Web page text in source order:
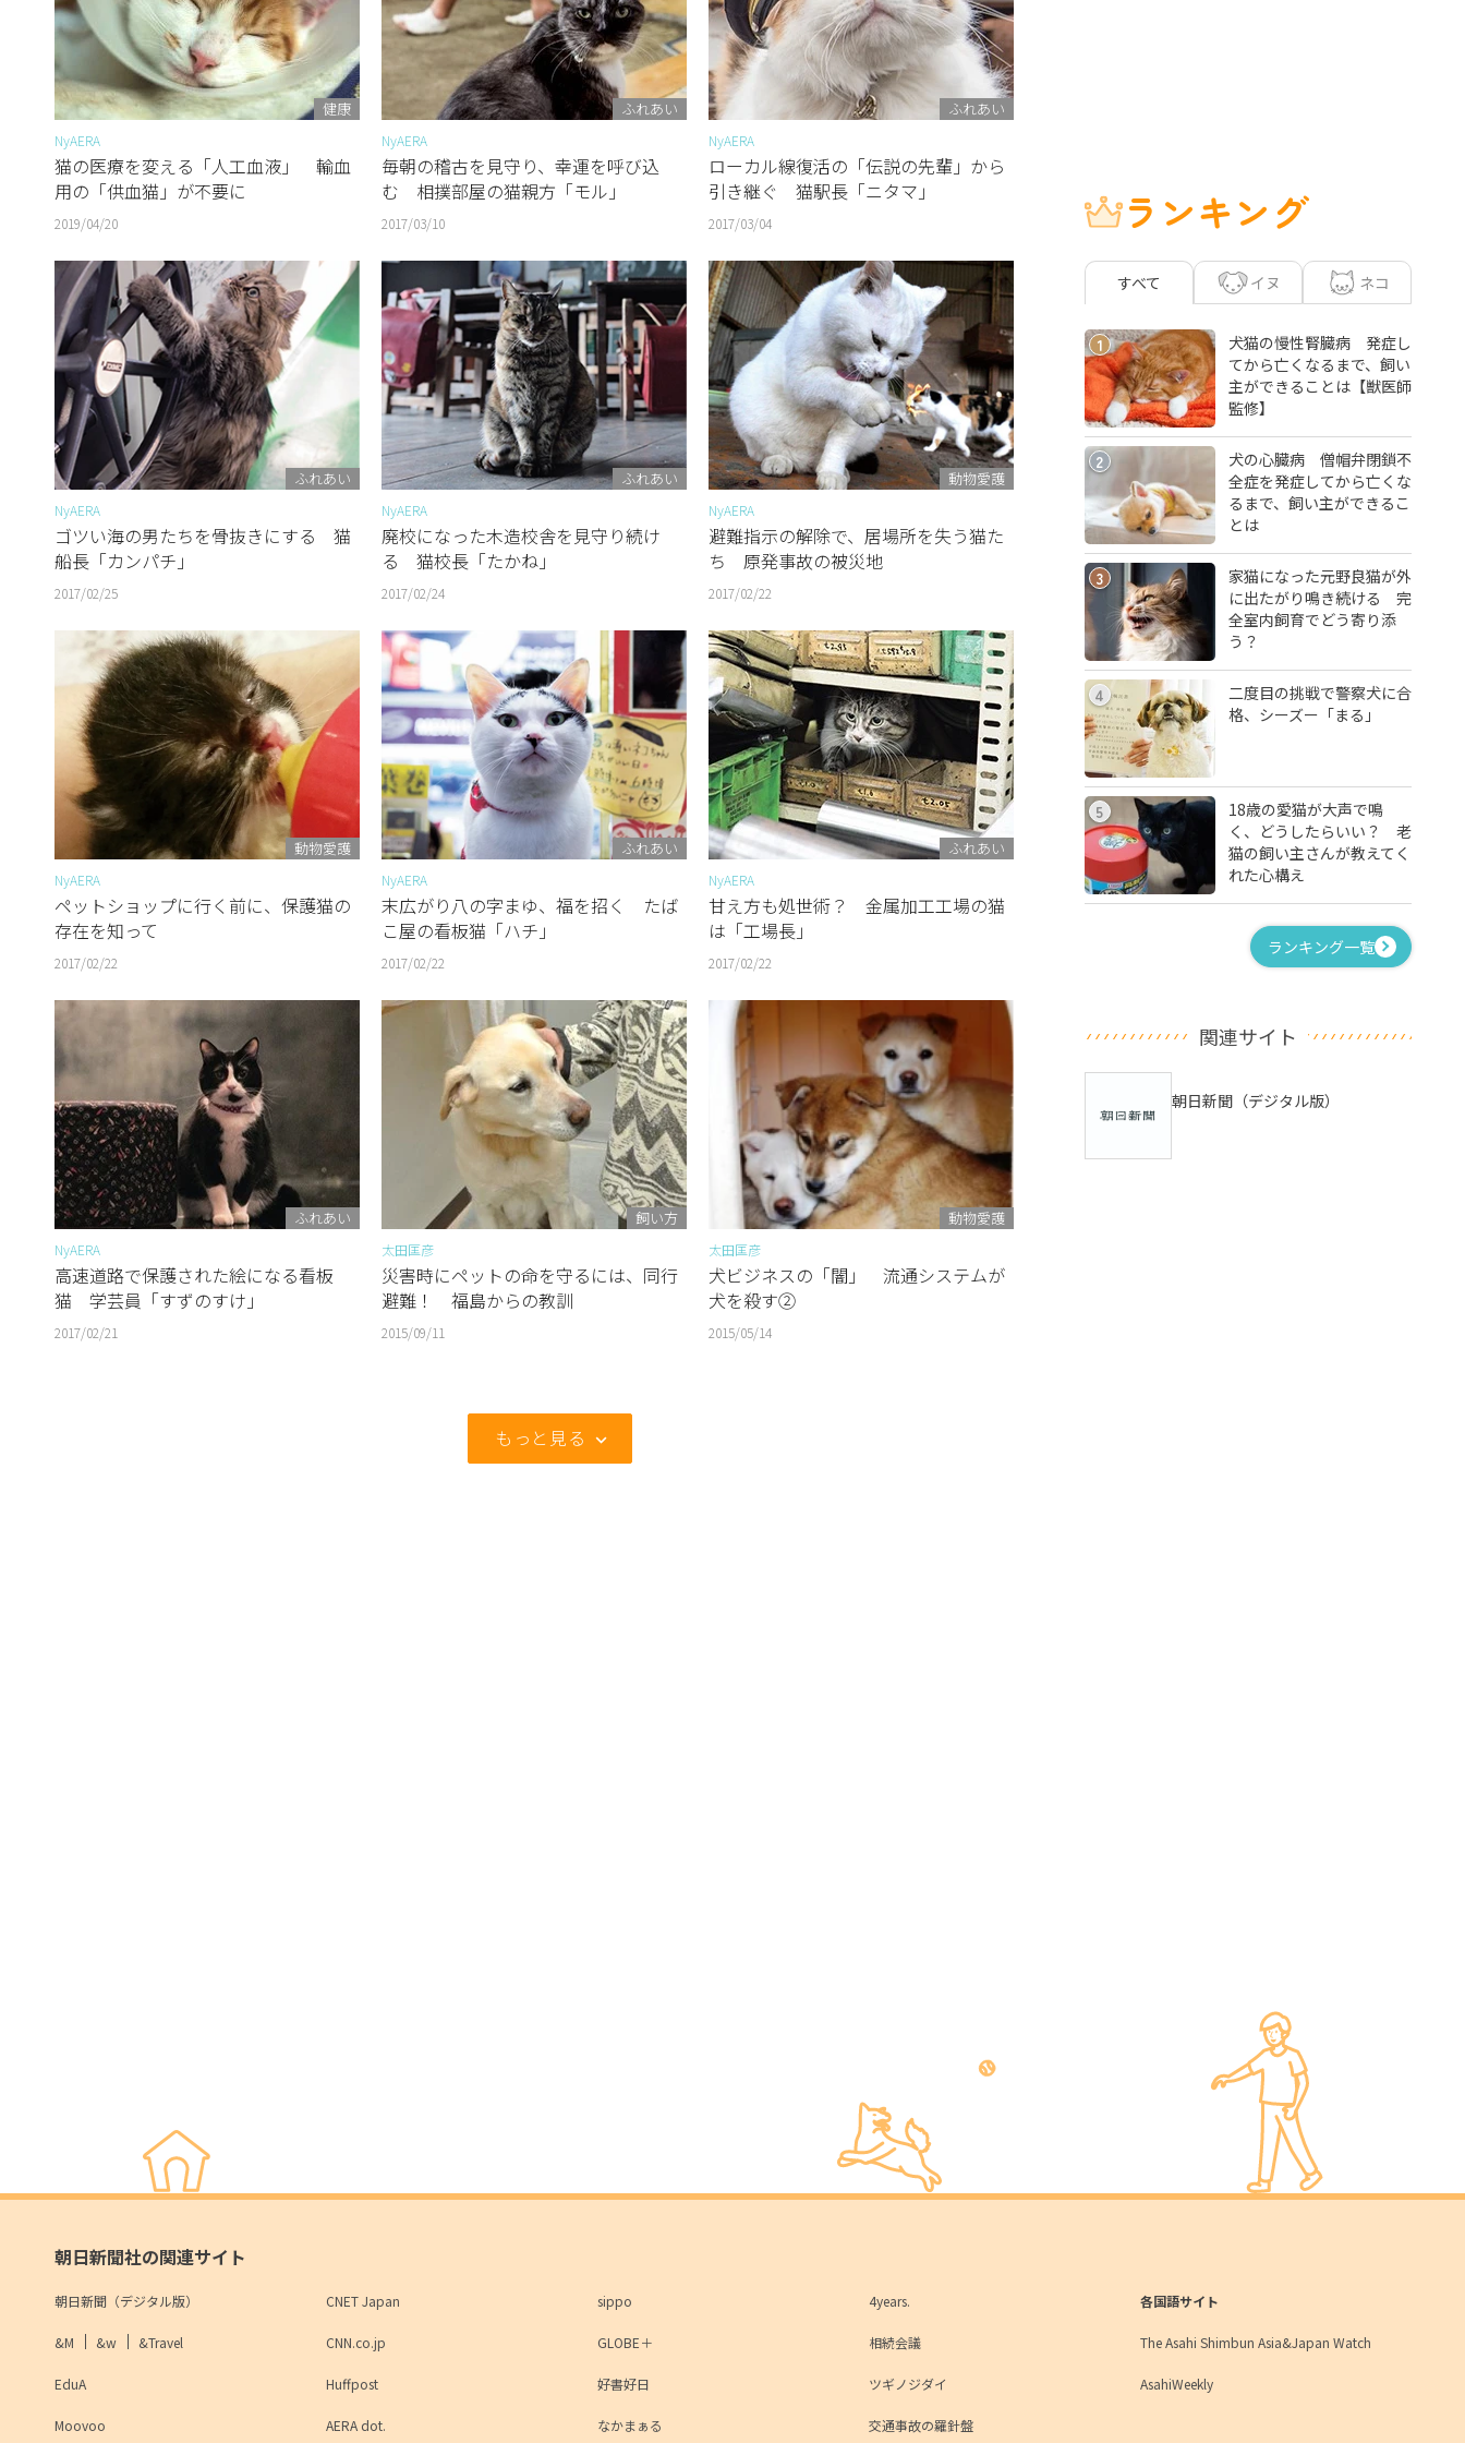
健康
NyAERA
猫の医療を変える「人工血液」 輸血
用の「供血猫」が不要に
2019/04/20
ふれあい
NyAERA
毎朝の稽古を見守り、幸運を呼び込
む 相撲部屋の猫親方「モル」
2017/03/10
ふれあい
NyAERA
ローカル線復活の「伝説の先輩」から
引き継ぐ 猫駅長「ニタマ」
2017/03/04
ふれあい
NyAERA
ゴツい海の男たちを骨抜きにする 猫
船長「カンパチ」
2017/02/25
ふれあい
NyAERA
廃校になった木造校舎を見守り続け
る 猫校長「たかね」
2017/02/24
動物愛護
NyAERA
避難指示の解除で、居場所を失う猫た
ち 原発事故の被災地
2017/02/22
動物愛護
NyAERA
ペットショップに行く前に、保護猫の
存在を知って
2017/02/22
ふれあい
NyAERA
末広がり八の字まゆ、福を招く たば
こ屋の看板猫「ハチ」
2017/02/22
ふれあい
NyAERA
甘え方も処世術？ 金属加工工場の猫
は「工場長」
2017/02/22
ふれあい
NyAERA
高速道路で保護された絵になる看板
猫 学芸員「すずのすけ」
2017/02/21
飼い方
太田匡彦
災害時にペットの命を守るには、同行
避難！ 福島からの教訓
2015/09/11
動物愛護
太田匡彦
犬ビジネスの「闇」 流通システムが
犬を殺す②
2015/05/14
もっと見る
ランキング
すべて イヌ ネコ
1
犬猫の慢性腎臓病 発症し
てから亡くなるまで、飼い
主ができることは【獣医師
監修】
2
犬の心臓病 僧帽弁閉鎖不
全症を発症してから亡くな
るまで、飼い主ができるこ
とは
3
家猫になった元野良猫が外
に出たがり鳴き続ける 完
全室内飼育でどう寄り添
う？
4
二度目の挑戦で警察犬に合
格、シーズー「まる」
5
18歳の愛猫が大声で鳴
く、どうしたらいい？ 老
猫の飼い主さんが教えてく
れた心構え
ランキング一覧
関連サイト
朝日新聞（デジタル版）
朝日新聞社の関連サイト
朝日新聞（デジタル版）
&M &w &Travel
EduA
Moovoo
CNET Japan
CNN.co.jp
Huffpost
AERA dot.
sippo
GLOBE＋
好書好日
なかまぁる
4years.
相続会議
ツギノジダイ
交通事故の羅針盤
各国語サイト
The Asahi Shimbun Asia&Japan Watch
AsahiWeekly